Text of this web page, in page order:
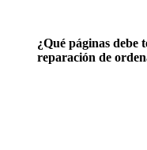
¿Qué páginas debe
reparación de